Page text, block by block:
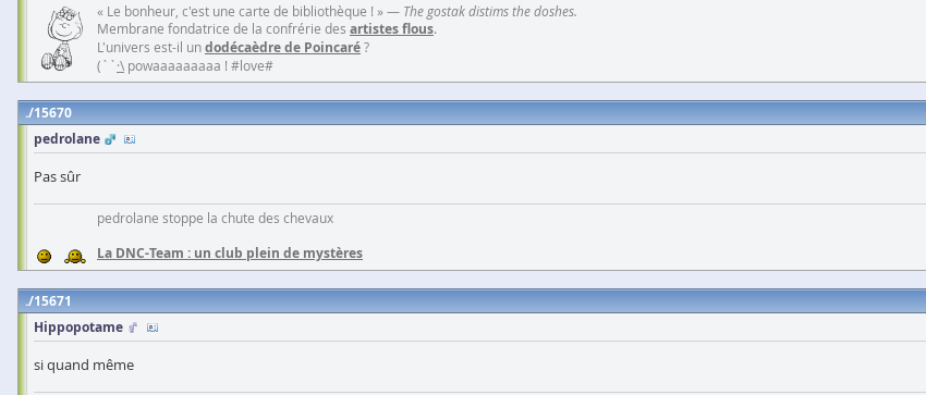
« Le bonheur, c'est une carte de bibliothèque ! » — The gostak distims the doshes.
Membrane fondatrice de la confrérie des artistes flous.
L'univers est-il undodécaèdre de Poincaré?
(``·\ powaaaaaaaaa ! #love#
15670
pedrolane
Pas sûr
pedrolane stoppe la chute des chevaux
La DNC-Team : un club plein de mystères
15671
Hippopotame
si quand même